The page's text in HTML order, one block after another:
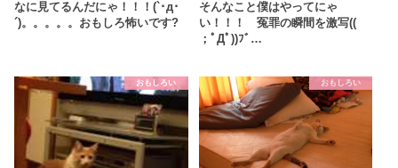
なに見てるんだにゃ！！！(`･д･
´)。。。。。おもしろ怖いです?
そんなこと僕はやってにゃ
い！！！ 冤罪の瞬間を激写((
；ﾟДﾟ))ﾌﾞ…
おもしろい おもしろい